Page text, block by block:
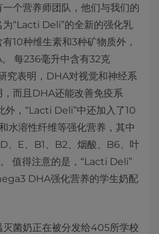
个营养师团队，他们与我们的
“Lacti Deli”的全新的强化乳
10种维生素和3种矿物质外，
每236毫升中含有32克
究表明，DHA对视觉和神经系
而且DHA还能改善免疫系
外，“Lacti Deli”中还加入了10
水溶性纤维等强化营养，其中
、E、B1、B2、烟酸、B6、叶
值得注意的是，“Lacti Deli”
DHA强化营养的学生奶配
菌奶正在被分发给405所学校